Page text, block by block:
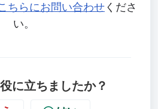
ちらにお問い合わせくださ
い。
に立ちましたか？